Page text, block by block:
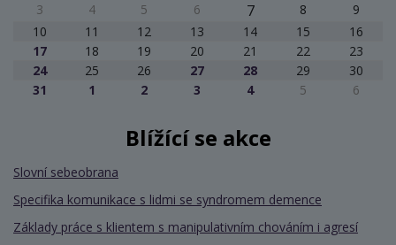
3
4 5 6 7 8
9
10
11 12 13 14 15
16
17
18 19 20 21 22
23
24
25 26 27 28 29
30
31
1 2 3 4 5 6
Blížící se akce
Slovní sebeobrana
Specifika komunikace s lidmi se syndromem demence
Základy práce s klientem s manipulativním chováním i agresí